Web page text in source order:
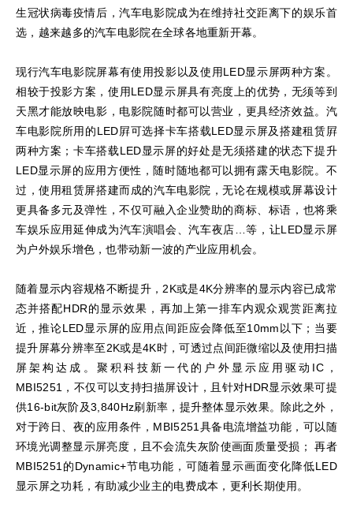
生冠状病毒疫情后，汽车电影院成为在维持社交距离下的娱乐首
选，越来越多的汽车电影院在全球各地重新开幕。
现行汽车电影院屏幕有使用投影以及使用LED显示屏两种方案。
相较于投影方案，使用LED显示屏具有亮度上的优势，无须等到
天黑才能放映电影，电影院随时都可以营业，更具经济效益。汽
车电影院所用的LED屛可选择卡车搭载LED显示屏及搭建租赁屛
两种方案；卡车搭载LED显示屏的好处是无须搭建的状态下提升
LED显示屏的应用方便性，随时随地都可以拥有露天电影院。不
过，使用租赁屏搭建而成的汽车电影院，无论在规模或屏幕设计
更具备多元及弹性，不仅可融入企业赞助的商标、标语，也将乘
车娱乐应用延伸成为汽车演唱会、汽车夜店…等，让LED显示屏
为户外娱乐增色，也带动新一波的产业应用机会。
随着显示内容规格不断提升，2K或是4K分辨率的显示内容已成常
态并搭配HDR的显示效果，再加上第一排车内观众观赏距离拉
近，推论LED显示屏的应用点间距应会降低至10mm以下；当要
提升屏幕分辨率至2K或是4K时，可透过点间距微缩以及使用扫描
屏架构达成。聚积科技新一代的户外显示应用驱动IC，
MBI5251，不仅可以支持扫描屏设计，且针对HDR显示效果可提
供16-bit灰阶及3,840Hz刷新率，提升整体显示效果。除此之外，
对于跨日、夜的应用条件，MBI5251具备电流增益功能，可以随
环境光调整显示屏亮度，且不会流失灰阶使画面质量受损； 再者
MBI5251的Dynamic+节电功能，可随着显示画面变化降低LED
显示屏之功耗，有助减少业主的电费成本，更利长期使用。